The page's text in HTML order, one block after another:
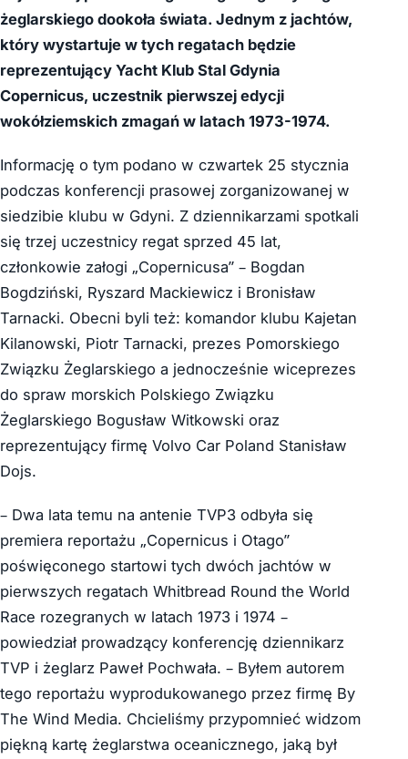
żeglarskiego dookoła świata. Jednym z jachtów,
który wystartuje w tych regatach będzie
reprezentujący Yacht Klub Stal Gdynia
Copernicus, uczestnik pierwszej edycji
wokółziemskich zmagań w latach 1973-1974.
Informację o tym podano w czwartek 25 stycznia
podczas konferencji prasowej zorganizowanej w
siedzibie klubu w Gdyni. Z dziennikarzami spotkali
się trzej uczestnicy regat sprzed 45 lat,
członkowie załogi „Copernicusa” – Bogdan
Bogdziński, Ryszard Mackiewicz i Bronisław
Tarnacki. Obecni byli też: komandor klubu Kajetan
Kilanowski, Piotr Tarnacki, prezes Pomorskiego
Związku Żeglarskiego a jednocześnie wiceprezes
do spraw morskich Polskiego Związku
Żeglarskiego Bogusław Witkowski oraz
reprezentujący firmę Volvo Car Poland Stanisław
Dojs.
– Dwa lata temu na antenie TVP3 odbyła się
premiera reportażu „Copernicus i Otago”
poświęconego startowi tych dwóch jachtów w
pierwszych regatach Whitbread Round the World
Race rozegranych w latach 1973 i 1974 –
powiedział prowadzący konferencję dziennikarz
TVP i żeglarz Paweł Pochwała. – Byłem autorem
tego reportażu wyprodukowanego przez firmę By
The Wind Media. Chcieliśmy przypomnieć widzom
piękną kartę żeglarstwa oceanicznego, jaką był